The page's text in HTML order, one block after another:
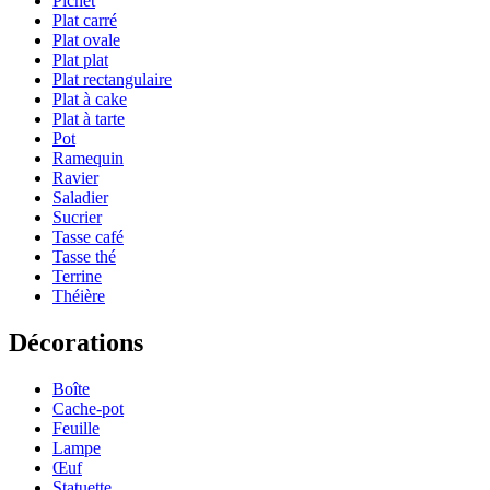
Plat carré
Plat ovale
Plat plat
Plat rectangulaire
Plat à cake
Plat à tarte
Pot
Ramequin
Ravier
Saladier
Sucrier
Tasse café
Tasse thé
Terrine
Théière
Décorations
Boîte
Cache-pot
Feuille
Lampe
Œuf